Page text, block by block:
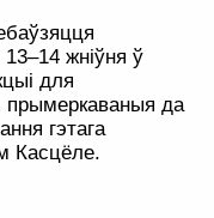
жніўня ў
для
прымеркаваныя да
гэтага
Касцёле.